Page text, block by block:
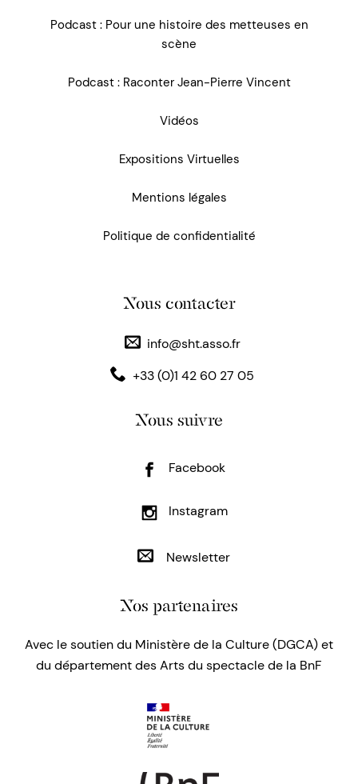
Podcast : Pour une histoire des metteuses en
scène
Podcast : Raconter Jean-Pierre Vincent
Vidéos
Expositions Virtuelles
Mentions légales
Politique de confidentialité
Nous contacter
info@sht.asso.fr
+33 (0)1 42 60 27 05
Nous suivre
Facebook
Instagram
Newsletter
Nos partenaires
Avec le soutien du Ministère de la Culture (DGCA) et
du département des Arts du spectacle de la BnF